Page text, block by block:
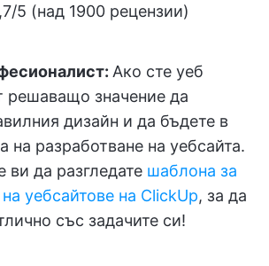
5 (над 1900 рецензии)
Ако сте уеб
решаващо значение да
дизайн и да бъдете в
на разработване на уебсайта.
да разгледате шаблона за
уебсайтове на ClickUp, за да
със задачите си!